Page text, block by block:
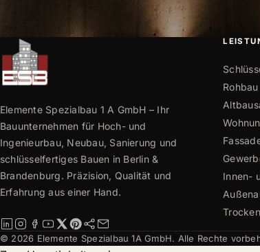
Elemente Spezialbau 1 A GmbH – Ihr
Bauunternehmen für Hoch- und
Ingenieurbau, Neubau, Sanierung und
schlüsselfertiges Bauen in Berlin &
Brandenburg. Präzision, Qualität und
Erfahrung aus einer Hand.
Rohbau
Innen-
© 2026 Elemente Spezialbau 1A GmbH. Alle Rechte